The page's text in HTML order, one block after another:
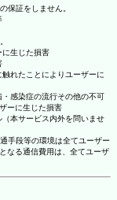
保証をしません。
に生じた損害
れたことによりユーザーに
感染症の流行その他の不可
ーに生じた損害
本サービス内外を問いませ
手段等の環境は全てユーザー
なる通信費用は、全てユーザ